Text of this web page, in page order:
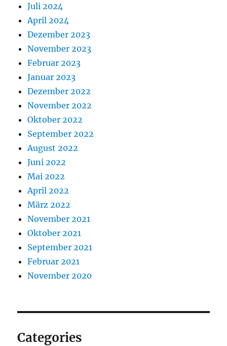
Juli 2024
April 2024
Dezember 2023
November 2023
Februar 2023
Januar 2023
Dezember 2022
November 2022
Oktober 2022
September 2022
August 2022
Juni 2022
Mai 2022
April 2022
März 2022
November 2021
Oktober 2021
September 2021
Februar 2021
November 2020
Categories